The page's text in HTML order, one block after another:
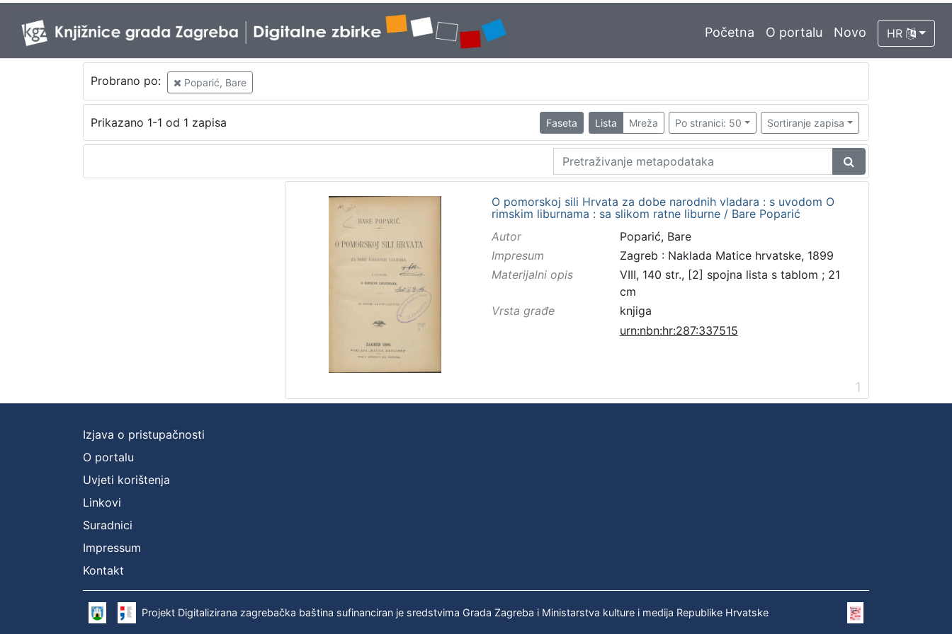
Početna O portalu Novo HR
Probrano po: Poparić, Bare
Prikazano 1-1 od 1 zapisa Faseta Lista Mreža Po stranici: 50 Sortiranje zapisa
O pomorskoj sili Hrvata za dobe narodnih vladara : s uvodom O
rimskim liburnama : sa slikom ratne liburne / Bare Poparić
Autor
Poparić, Bare
Impresum
Zagreb : Naklada Matice hrvatske, 1899
Materijalni opis
VIII, 140 str., [2] spojna lista s tablom ; 21
cm
Vrsta građe
knjiga
urn:nbn:hr:287:337515
1
Izjava o pristupačnosti
O portalu
Uvjeti korištenja
Linkovi
Suradnici
Impressum
Kontakt
Projekt Digitalizirana zagrebačka baština sufinanciran je sredstvima Grada Zagreba i Ministarstva kulture i medija Republike Hrvatske